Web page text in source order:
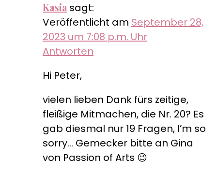
Kasia sagt:
Veröffentlicht am September 28,
2023 um 7:08 p.m. Uhr
Antworten
Hi Peter,
vielen lieben Dank fürs zeitige,
fleißige Mitmachen, die Nr. 20? Es
gab diesmal nur 19 Fragen, I’m so
sorry… Gemecker bitte an Gina
von Passion of Arts 😉